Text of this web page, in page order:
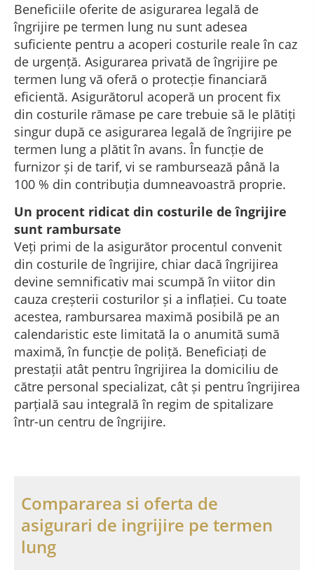
Beneficiile oferite de asigurarea legală de
îngrijire pe termen lung nu sunt adesea
suficiente pentru a acoperi costurile reale în caz
de urgență. Asigurarea privată de îngrijire pe
termen lung vă oferă o protecție financiară
eficientă. Asigurătorul acoperă un procent fix
din costurile rămase pe care trebuie să le plătiți
singur după ce asigurarea legală de îngrijire pe
termen lung a plătit în avans. În funcție de
furnizor și de tarif, vi se rambursează până la
100 % din contribuția dumneavoastră proprie.
Un procent ridicat din costurile de îngrijire
sunt rambursate
Veți primi de la asigurător procentul convenit
din costurile de îngrijire, chiar dacă îngrijirea
devine semnificativ mai scumpă în viitor din
cauza creșterii costurilor și a inflației. Cu toate
acestea, rambursarea maximă posibilă pe an
calendaristic este limitată la o anumită sumă
maximă, în funcție de poliță. Beneficiați de
prestații atât pentru îngrijirea la domiciliu de
către personal specializat, cât și pentru îngrijirea
parțială sau integrală în regim de spitalizare
într-un centru de îngrijire.
Compararea si oferta de
asigurari de ingrijire pe termen
lung